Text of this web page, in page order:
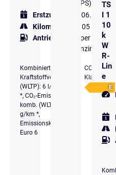
(116 PS)
Erstzulassung
06.2024
Kilometer
30.905 km
Antriebsart
Super
Benzin
Kombinierter
Kraftstoffverbrauch
(WLTP): 6 l/100 km
*, CO₂-Emissionen
komb. (WLTP): 136
g/km *,
Emissionsklasse
Euro 6
CO₂-
Klasse
E
TS
I 1
10
k
W
R-
Lin
e